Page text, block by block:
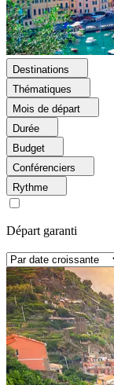
Destinations
Thématiques
Mois de départ
Durée
Budget
Conférenciers
Rythme
Départ garanti